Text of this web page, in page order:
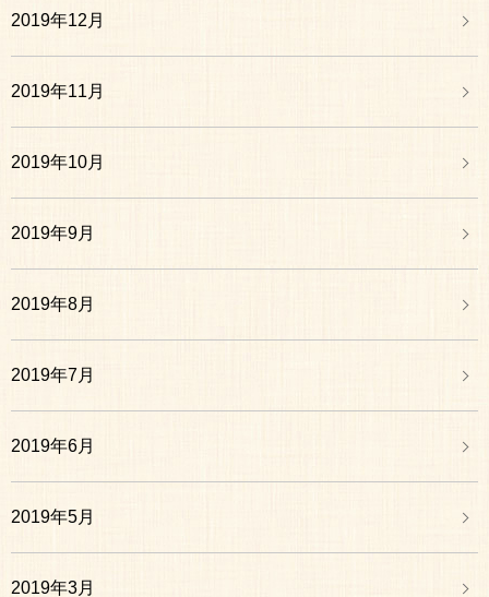
2019年12月
2019年11月
2019年10月
2019年9月
2019年8月
2019年7月
2019年6月
2019年5月
2019年3月